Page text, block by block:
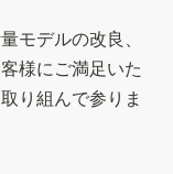
モデルの改良、
様にご満足いた
り組んで参りま